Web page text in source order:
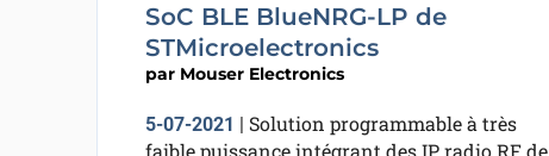
SoC BLE BlueNRG-LP de
STMicroelectronics
par Mouser Electronics
5-07-2021 | Solution programmable à très
faible puissance intégrant des IP radio RF de